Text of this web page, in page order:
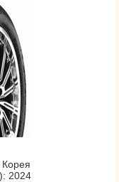
Корея
2024